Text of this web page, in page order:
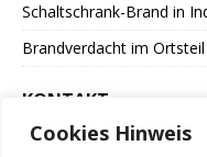
Cookies Hinweis
Schaltschrank-Brand in
Brandverdacht im
KONTAKT